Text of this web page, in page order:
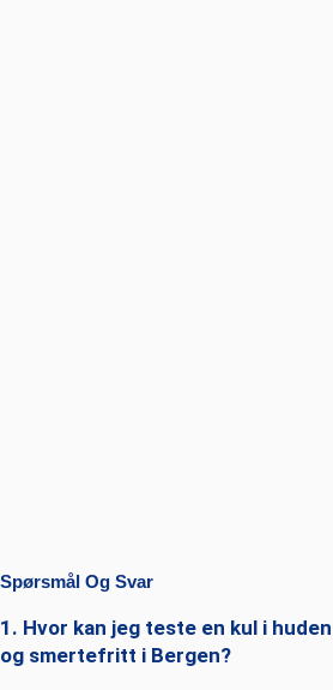
Spørsmål Og Svar
1. Hvor kan jeg teste en kul i
og smertefritt i Bergen?